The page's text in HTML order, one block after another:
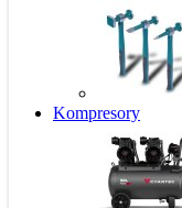
Kompresory